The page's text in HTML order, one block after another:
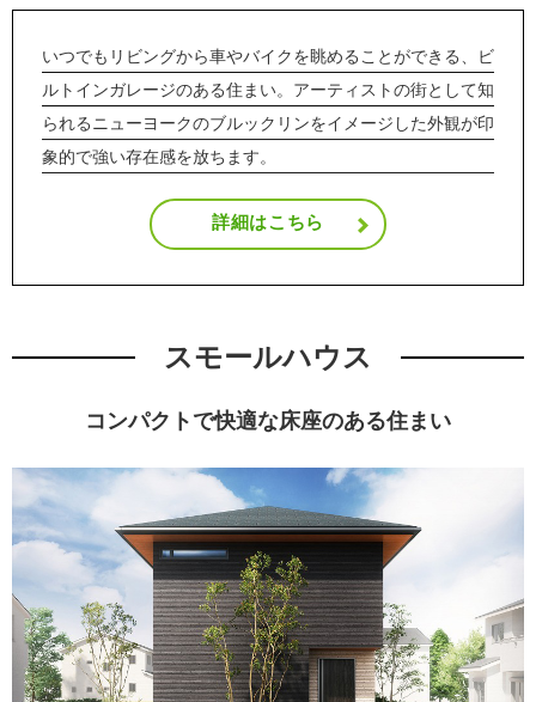
いつでもリビングから車やバイクを眺めることができる、ビ
ルトインガレージのある住まい。アーティストの街として知
られるニューヨークのブルックリンをイメージした外観が印
象的で強い存在感を放ちます。
詳細はこちら
スモールハウス
コンパクトで快適な床座のある住まい